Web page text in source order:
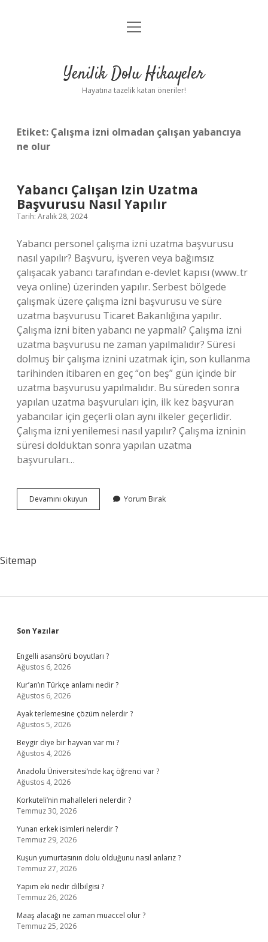
Anasayfa
Yasal Uyarı
menüyü
Yenilik Dolu Hikayeler
Hayatına tazelik katan öneriler!
Etiket: Çalışma izni olmadan çalışan yabancıya
ne olur
Yabancı Çalışan Izin Uzatma
Başvurusu Nasıl Yapılır
Tarih: Aralık 28, 2024
Yabancı personel çalışma izni uzatma başvurusu
nasıl yapılır? Başvuru, işveren veya bağımsız
çalışacak yabancı tarafından e-devlet kapısı (www..tr
veya online) üzerinden yapılır. Serbest bölgede
çalışmak üzere çalışma izni başvurusu ve süre
uzatma başvurusu Ticaret Bakanlığına yapılır.
Çalışma izni biten yabancı ne yapmalı? Çalışma izni
uzatma başvurusu ne zaman yapılmalıdır? Süresi
dolmuş bir çalışma iznini uzatmak için, son kullanma
tarihinden itibaren en geç “on beş” gün içinde bir
uzatma başvurusu yapılmalıdır. Bu süreden sonra
yapılan uzatma başvuruları için, ilk kez başvuran
yabancılar için geçerli olan aynı ilkeler geçerlidir.
Çalışma izni yenilemesi nasıl yapılır? Çalışma izninin
süresi dolduktan sonra yapılan uzatma
başvuruları…
Devamını okuyun Yabancı
Çalışan
Yorum Bırak
Sitemap
Sidebar
Son Yazılar
Engelli asansörü boyutları ?
Ağustos 6, 2026
Kur’an’ın Türkçe anlamı nedir ?
Ağustos 6, 2026
Ayak terlemesine çözüm nelerdir ?
Ağustos 5, 2026
Beygir diye bir hayvan var mı ?
Ağustos 4, 2026
Anadolu Üniversitesi’nde kaç öğrenci var ?
Ağustos 4, 2026
Korkuteli’nin mahalleleri nelerdir ?
Temmuz 30, 2026
Yunan erkek isimleri nelerdir ?
Temmuz 29, 2026
Kuşun yumurtasının dolu olduğunu nasıl anlarız ?
Temmuz 27, 2026
Yapım eki nedir dilbilgisi ?
Temmuz 26, 2026
Maaş alacağı ne zaman muaccel olur ?
Temmuz 25, 2026